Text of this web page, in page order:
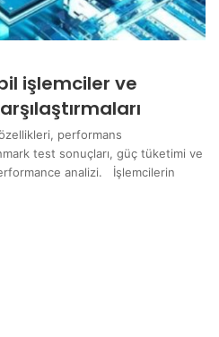
işlemciler ve
performans
test sonuçları, güç tüketimi ve
analizi. İşlemcilerin